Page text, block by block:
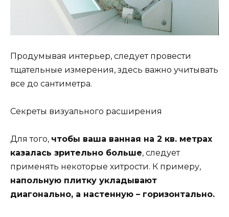
Продумывая интерьер, следует провести
тщательные измерения, здесь важно учитывать
все до сантиметра.
Секреты визуального расширения
Для того, чтобы ваша ванная на 2 кв. метрах
казалась зрительно больше, следует
применять некоторые хитрости. К примеру,
напольную плитку укладывают
диагонально, а настенную – горизонтально.